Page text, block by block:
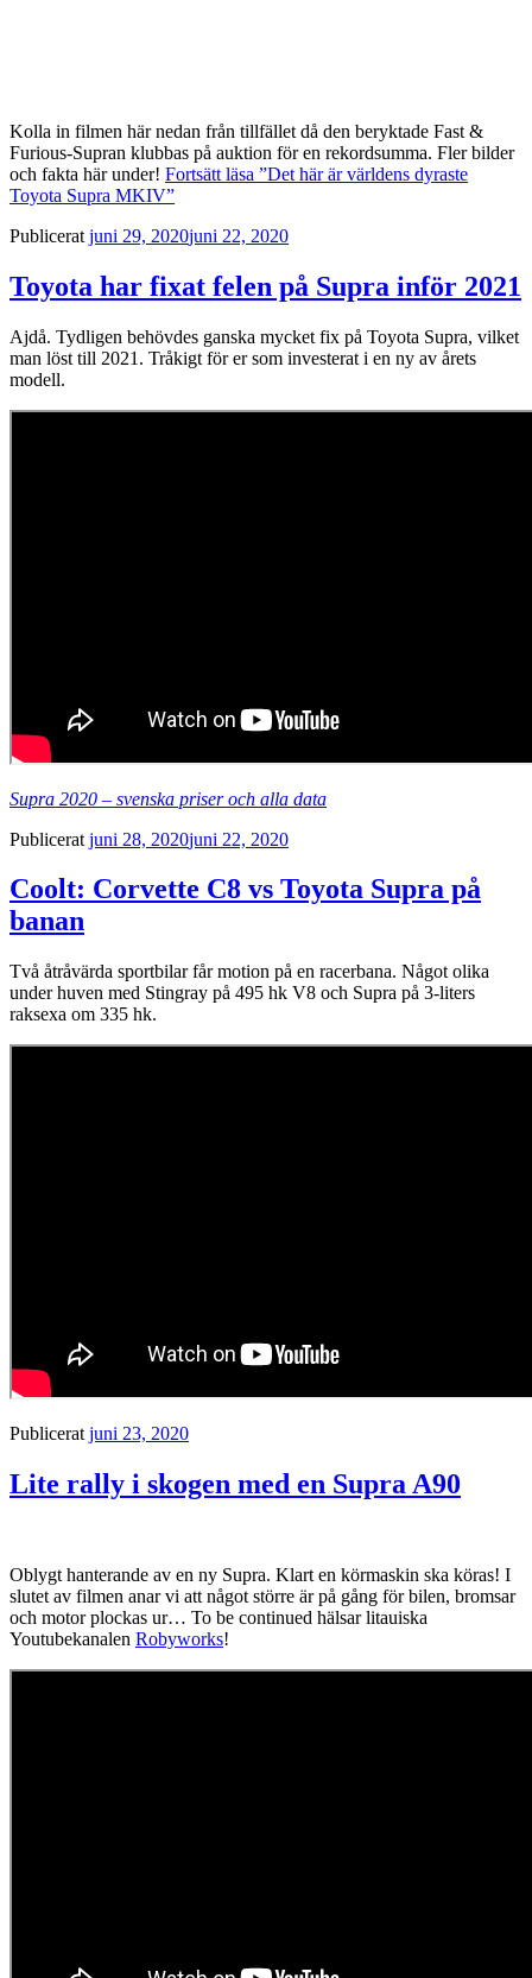
Kolla in filmen här nedan från tillfället då den beryktade Fast &
Furious-Supran klubbas på auktion för en rekordsumma. Fler bilder
och fakta här under! Fortsätt läsa ”Det här är världens dyraste
Toyota Supra MKIV”
Publicerat juni 29, 2020juni 22, 2020
Toyota har fixat felen på Supra inför 2021
Ajdå. Tydligen behövdes ganska mycket fix på Toyota Supra, vilket
man löst till 2021. Tråkigt för er som investerat i en ny av årets
modell.
Supra 2020 – svenska priser och alla data
Publicerat juni 28, 2020juni 22, 2020
Coolt: Corvette C8 vs Toyota Supra på
banan
Två åtråvärda sportbilar får motion på en racerbana. Något olika
under huven med Stingray på 495 hk V8 och Supra på 3-liters
raksexa om 335 hk.
Publicerat juni 23, 2020
Lite rally i skogen med en Supra A90
Oblygt hanterande av en ny Supra. Klart en körmaskin ska köras! I
slutet av filmen anar vi att något större är på gång för bilen, bromsar
och motor plockas ur… To be continued hälsar litauiska
Youtubekanalen Robyworks!